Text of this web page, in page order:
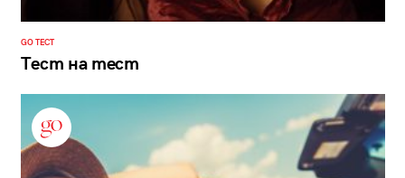
GO ТЕСТ
Тест на тест